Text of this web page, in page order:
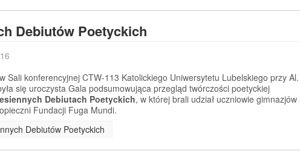
Debiutów Poetyckich
Sali konferencyjnej CTW-113 Katolickiego Uniwersytetu Lubelskiego przy Al.
się uroczysta Gala podsumowująca przegląd twórczości poetyckiej
Debiutach Poetyckich, w której brali udział uczniowie gimnazjów
Fundacji Fuga Mundi.
Debiutów Poetyckich